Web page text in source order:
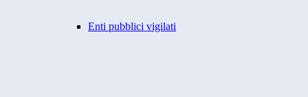
Enti pubblici vigilati